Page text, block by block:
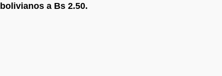
bolivianos a Bs 2.50.